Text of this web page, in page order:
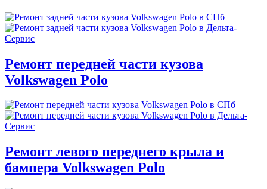
Ремонт передней части кузова
Volkswagen Polo
Ремонт левого переднего крыла и
бампера Volkswagen Polo